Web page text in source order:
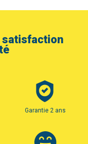
satisfaction
Garantie 2 ans